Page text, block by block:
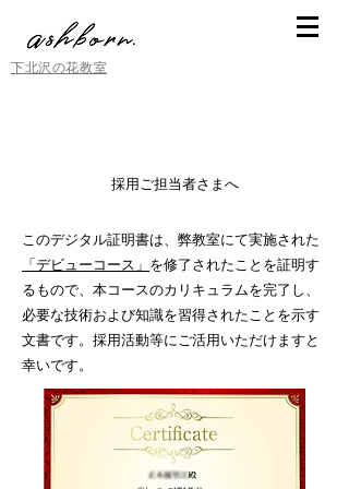
下北沢の花教室
採用ご担当者さまへ
このデジタル証明書は、弊教室にて実施された
「デビューコース」 を修了されたことを証明す
るもので、 本コースのカリキュラムを完了し、
必要な技術および知識を習得されたことを示す
文書です。採用活動等にご活用いただけますと
幸いです。